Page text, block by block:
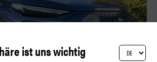
ist uns wichtig